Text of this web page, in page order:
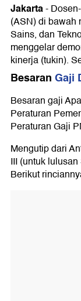
Jakarta-
(ASN) di bawah
Sains, dan
menggelar
kinerja (tukin).
Besaran Gaji
Besaran gaji
Peraturan
Peraturan Gaji
Mengutip dari
III (untuk
Berikut